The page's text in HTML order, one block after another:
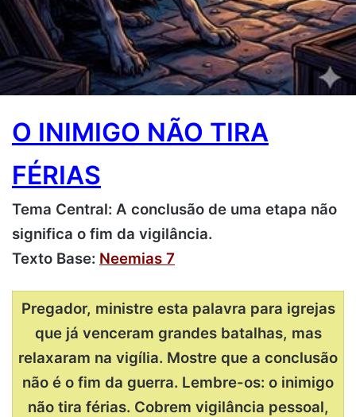
O INIMIGO NÃO TIRA
FÉRIAS
Tema Central: A conclusão de uma etapa não
significa o fim da vigilância.
Texto Base: Neemias 7
Pregador, ministre esta palavra para igrejas
que já venceram grandes batalhas, mas
relaxaram na vigília. Mostre que a conclusão
não é o fim da guerra. Lembre-os: o inimigo
não tira férias. Cobrem vigilância pessoal,